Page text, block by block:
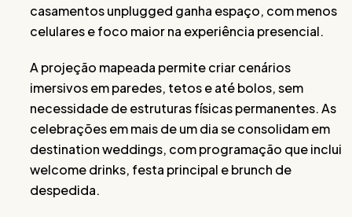
casamentos unplugged ganha espaço, com menos
celulares e foco maior na experiência presencial.
A projeção mapeada permite criar cenários
imersivos em paredes, tetos e até bolos, sem
necessidade de estruturas físicas permanentes. As
celebrações em mais de um dia se consolidam em
destination weddings, com programação que inclui
welcome drinks, festa principal e brunch de
despedida.